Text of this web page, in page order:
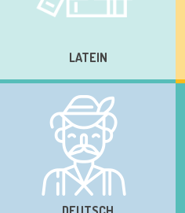
LATEIN